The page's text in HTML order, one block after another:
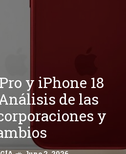
y iPhone 18
de las
y